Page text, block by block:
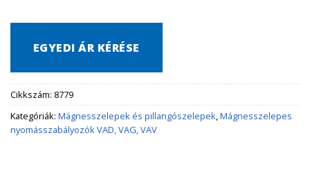
EGYEDI ÁR KÉRÉSE
Cikkszám: 8779
Kategóriák: Mágnesszelepek és pillangószelepek,Mágnesszelepes
nyomásszabályozók VAD, VAG, VAV